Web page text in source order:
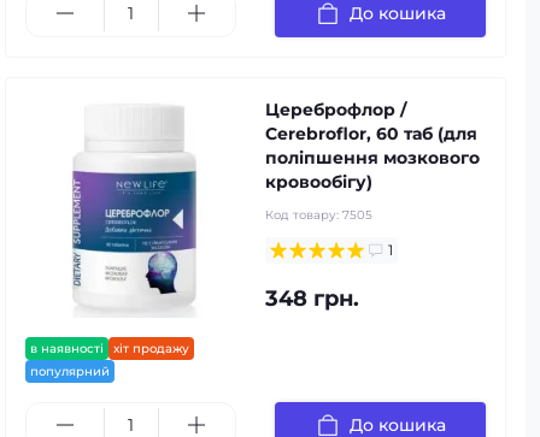
До кошика
в наявності
хіт продажу
популярний
Цереброфлор /
Cerebroflor, 60 таб (для
поліпшення мозкового
кровообігу)
Код товару: 7505
1
348 грн.
До кошика